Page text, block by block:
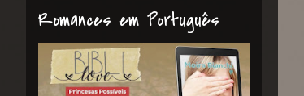
Romances em Português